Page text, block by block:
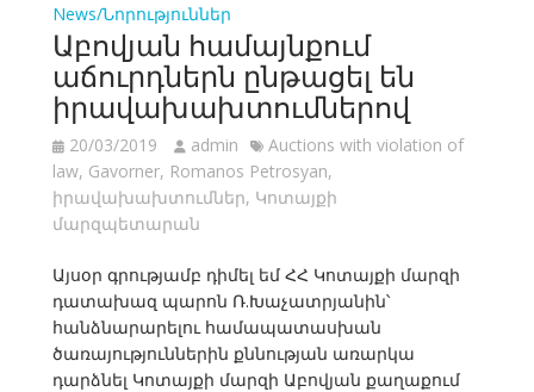
News/Նորություններ
Աբովյան համայնքում
աճուրդներն ընթացել են
իրավախախտումներով
20/03/2019 admin
Auctions with violation of
law, Gavorner, Romanos Petrosyan,
իրավախախտումներ, Կոտայքի
մարզպետարան
Այսօր գրությամբ դիմել եմ ՀՀ Կոտայքի մարզի
դատախազ պարոն Ռ.Խաչատրյանին՝
հանձնարարելու համապատասխան
ծառայություններին քննության առարկա
դարձնել Կոտայքի մարզի Աբովյան քաղաքում